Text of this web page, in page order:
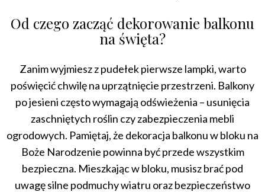
Od czego zacząć dekorowanie balkonu
na święta?
Zanim wyjmiesz z pudełek pierwsze lampki, warto
poświęcić chwilę na uprzątnięcie przestrzeni. Balkony
po jesieni często wymagają odświeżenia – usunięcia
zaschniętych roślin czy zabezpieczenia mebli
ogrodowych. Pamiętaj, że dekoracja balkonu w bloku na
Boże Narodzenie powinna być przede wszystkim
bezpieczna. Mieszkając w bloku, musisz brać pod
uwagę silne podmuchy wiatru oraz bezpieczeństwo